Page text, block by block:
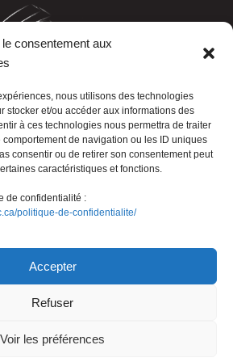
consentement aux
nous utilisons des technologies
stocker et/ou accéder aux informations des
à ces technologies nous permettra de traiter
de navigation ou les ID uniques
consentir ou de retirer son consentement peut
caractéristiques et fonctions.
de confidentialité :
politique-de-confidentialite/
Accepter
Refuser
Voir les préférences
Nous joindre
du Québec, 2026